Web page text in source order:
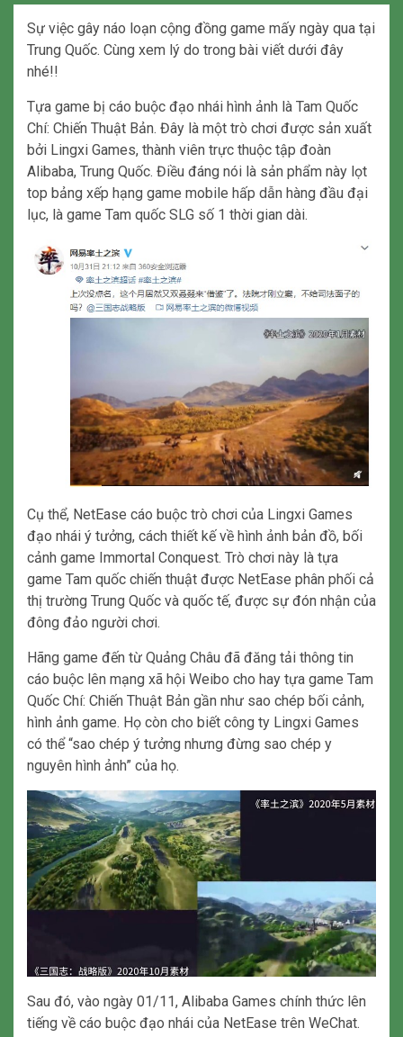
Sự việc gây náo loạn cộng đồng game mấy ngày qua tại
Trung Quốc. Cùng xem lý do trong bài viết dưới đây
nhé!!
Tựa game bị cáo buộc đạo nhái hình ảnh là Tam Quốc
Chí: Chiến Thuật Bản. Đây là một trò chơi được sản xuất
bởi Lingxi Games, thành viên trực thuộc tập đoàn
Alibaba, Trung Quốc. Điều đáng nói là sản phẩm này lọt
top bảng xếp hạng game mobile hấp dẫn hàng đầu đại
lục, là game Tam quốc SLG số 1 thời gian dài.
Cụ thể, NetEase cáo buộc trò chơi của Lingxi Games
đạo nhái ý tưởng, cách thiết kế về hình ảnh bản đồ, bối
cảnh game Immortal Conquest. Trò chơi này là tựa
game Tam quốc chiến thuật được NetEase phân phối cả
thị trường Trung Quốc và quốc tế, được sự đón nhận của
đông đảo người chơi.
Hãng game đến từ Quảng Châu đã đăng tải thông tin
cáo buộc lên mạng xã hội Weibo cho hay tựa game Tam
Quốc Chí: Chiến Thuật Bản gần như sao chép bối cảnh,
hình ảnh game. Họ còn cho biết công ty Lingxi Games
có thể “sao chép ý tưởng nhưng đừng sao chép y
nguyên hình ảnh” của họ.
Sau đó, vào ngày 01/11, Alibaba Games chính thức lên
tiếng về cáo buộc đạo nhái của NetEase trên WeChat.